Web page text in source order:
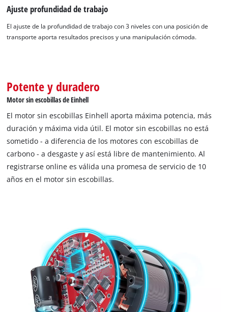
This content is not permitted to load due
to trackers that are not disclosed to the
visitor. The website owner needs to setup
the site with their CMP to add this content
to the list of technologies used.
Powered byUsercentrics Consent
Management Platform
Ajuste profundidad de trabajo
El ajuste de la profundidad de trabajo con 3 niveles con una posición de
transporte aporta resultados precisos y una manipulación cómoda.
Potente y duradero
Motor sin escobillas de Einhell
El motor sin escobillas Einhell aporta máxima potencia, más
duración y máxima vida útil. El motor sin escobillas no está
sometido - a diferencia de los motores con escobillas de
carbono - a desgaste y así está libre de mantenimiento. Al
registrarse online es válida una promesa de servicio de 10
años en el motor sin escobillas.